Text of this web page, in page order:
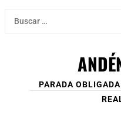
Ir
contenido
Buscar:
PARADA